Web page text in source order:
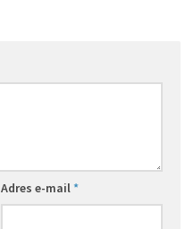
Adres e-mail*